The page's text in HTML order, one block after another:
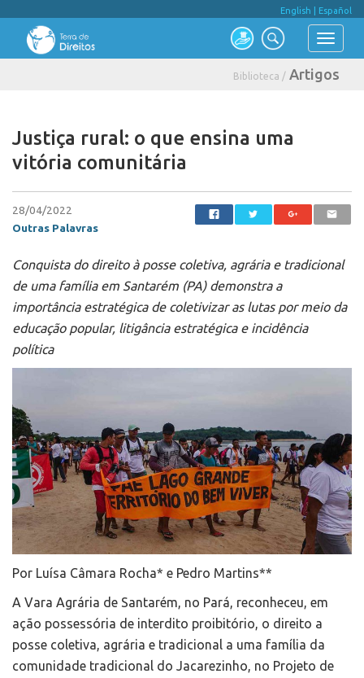
English Español
Biblioteca / Artigos
Justiça rural: o que ensina uma
vitória comunitária
28/04/2022
Outras Palavras
Conquista do direito à posse coletiva, agrária e tradicional
de uma família em Santarém (PA) demonstra a
importância estratégica de coletivizar as lutas por meio da
educação popular, litigância estratégica e incidência
política
Por Luísa Câmara Rocha* e Pedro Martins**
A Vara Agrária de Santarém, no Pará, reconheceu, em
ação possessória de interdito proibitório, o direito a
posse coletiva, agrária e tradicional a uma família da
comunidade tradicional do Jacarezinho, no Projeto de